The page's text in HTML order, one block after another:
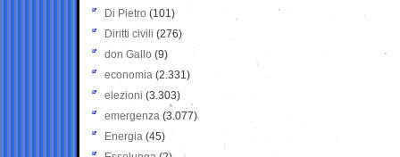
Di Pietro (101)
Diritti civili (276)
don Gallo (9)
economia (2.331)
elezioni (3.303)
emergenza (3.077)
Energia (45)